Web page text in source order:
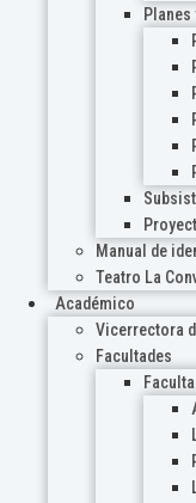
Planes
Manual de
Teatro La
Académico
Vicerrectora
Facultades